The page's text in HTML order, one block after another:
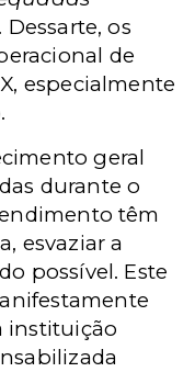
Dessarte, os
de
especialmente
geral
durante o
têm
esvaziar a
possível. Este
instituição